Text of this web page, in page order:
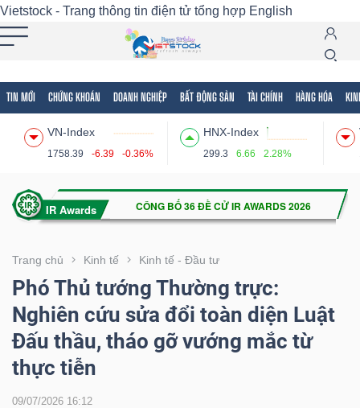
Vietstock - Trang thông tin điện tử tổng hợp English
TIN MỚI CHỨNG KHOÁN DOANH NGHIỆP BẤT ĐỘNG SẢN TÀI CHÍNH HÀNG HÓA
VN-Index
1758.39 -6.39 -0.36%
HNX-Index
299.3 6.66 2.28%
Trang chủ Kinh tế Kinh tế - Đầu tư
Phó Thủ tướng Thường trực:
Nghiên cứu sửa đổi toàn diện Luật
Đấu thầu, tháo gỡ vướng mắc từ
thực tiễn
09/07/2026 16:12
Tất cả Tính năng Ngành Mã chứng khoán
Tính
(-)
VIETSTOCK
CHỨNG
KHOÁN